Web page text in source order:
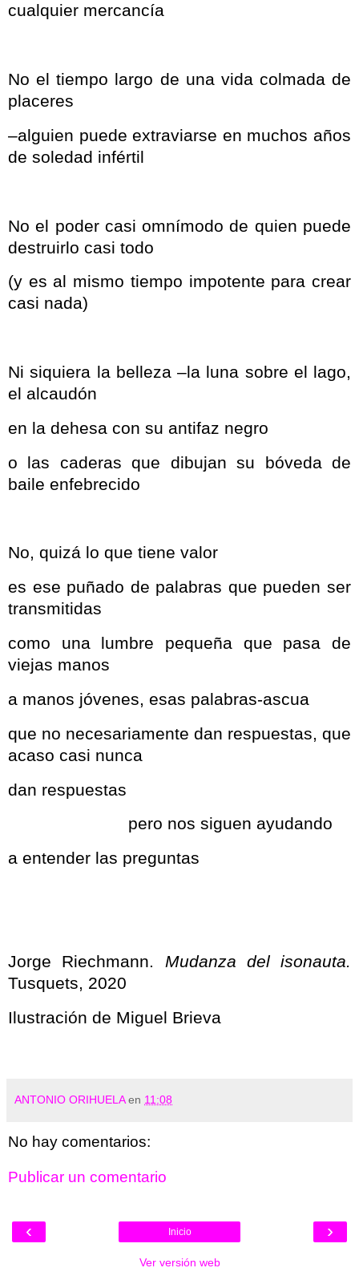
cualquier mercancía
No el tiempo largo de una vida colmada de
placeres
–alguien puede extraviarse en muchos años
de soledad infértil
No el poder casi omnímodo de quien puede
destruirlo casi todo
(y es al mismo tiempo impotente para crear
casi nada)
Ni siquiera la belleza –la luna sobre el lago,
el alcaudón
en la dehesa con su antifaz negro
o las caderas que dibujan su bóveda de
baile enfebrecido
No, quizá lo que tiene valor
es ese puñado de palabras que pueden ser
transmitidas
como una lumbre pequeña que pasa de
viejas manos
a manos jóvenes, esas palabras-ascua
que no necesariamente dan respuestas, que
acaso casi nunca
dan respuestas
pero nos siguen ayudando
a entender las preguntas
Jorge Riechmann. Mudanza del isonauta.
Tusquets, 2020
Ilustración de Miguel Brieva
ANTONIO ORIHUELA en 11:08
No hay comentarios:
Publicar un comentario
‹ ›
Inicio
Ver versión web